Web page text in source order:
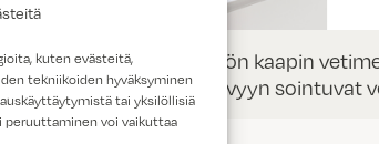
kuten evästeitä,
tekniikoiden hyväksyminen
tai yksilöllisiä
peruuttaminen voi vaikuttaa
ja
Keittiön kaapin
ovisävyyn sointuvat